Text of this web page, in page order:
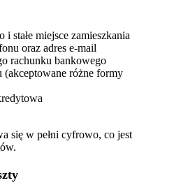
stałe miejsce zamieszkania
oraz adres e-mail
rachunku bankowego
(akceptowane różne formy
się w pełni cyfrowo, co jest